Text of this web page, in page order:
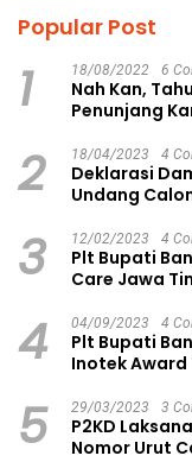
Popular Post
1 18/08/2022 6
Nah Kan,
Penunjang
2 18/04/2023 4
Deklarasi
Undang
3 12/02/2023 4
Plt Bupati
Care Jawa
4 04/09/2023 4
Plt Bupati
Inotek Award
5 29/03/2023 3
P2KD
Nomor Urut